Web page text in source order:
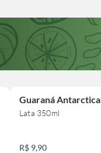
Guaraná
Lata 350ml
R$ 9,90